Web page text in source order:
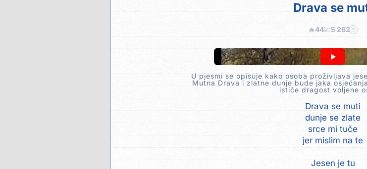
Drava se
🔥44📈5 262 ?
U pjesmi se opisuje kako osoba proživljava
Mutna Drava i zlatne dunje bude jaka
ističe dragost voljene
Drava se muti
dunje se zlate
srce mi tuče
jer mislim na te
Jesen je tu